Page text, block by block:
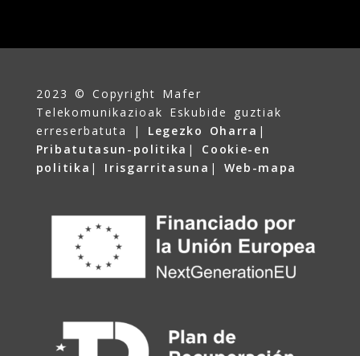
2023 © Copyright Mafer
Telekomunikazioak Eskubide guztiak
erreserbatuta | Legezko Oharra |
Pribatutasun-politika | Cookie-en
politika | Irisgarritasuna | Web-mapa